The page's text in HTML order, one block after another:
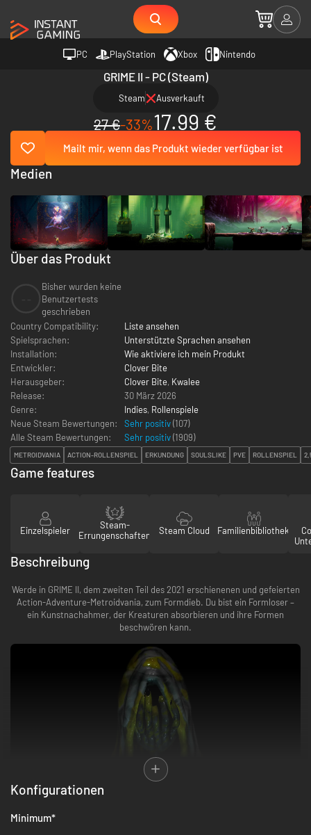
PC PlayStation Xbox Nintendo
GRIME II - PC (Steam)
Steam Ausverkauft
27 €-33%17.99 €
Mailt mir, wenn das Produkt wieder verfügbar ist
Über das Produkt
Bisher wurden keine
Benutzertests
geschrieben
Country Compatibility:
Liste ansehen
Spielsprachen:
Unterstützte Sprachen ansehen
Installation:
Wie aktiviere ich mein Produkt
Entwickler:
Clover Bite
Herausgeber:
Clover Bite, Kwalee
Release:
30 März 2026
Genre:
Indies, Rollenspiele
Neue Steam Bewertungen:
Sehr positiv(107)
Alle Steam Bewertungen:
Sehr positiv(1909)
METROIDVANIA ACTION-ROLLENSPIEL ERKUNDUNG SOULSLIKE PVE ROLLENSPIEL
Medien
Game features
Einzelspieler
Steam-
Errungenschaften
Steam Cloud Familienbibliothek
Beschreibung
Werde in GRIME II, dem zweiten Teil des 2021 erschienenen und gefeierten
Action-Adventure-Metroidvania, zum Formdieb. Du bist ein Formloser –
ein Kunstnachahmer, der Kreaturen absorbieren und ihre Formen
beschwören kann.
Entdecke ein neues und mysteriöses Land des GRIME-Universums, in dem
Konfigurationen
Minimum*